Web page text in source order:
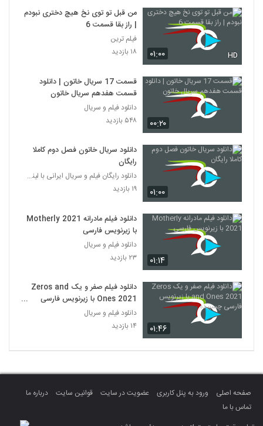
۰۱:۰۰ HD
من قبل تو توی نخ هیچ دختری نبودم
| راز بقا قسمت 6
فیلم ترین
۱۸ بازدید
۰۰:۲۰
قسمت 17 سریال خاتون | دانلود
قسمت هفدهم سریال خاتون
دانلود فیلم و سریال
۵۴۸ بازدید
۰۱:۰۰
دانلود سریال خاتون فصل دوم کاملا
رایگان
دانلود رایگان فیلم و سریال ایرانی با لینک مستقیم
۱۹ بازدید
۰۱:۱۴
دانلود فیلم مادرانه Motherly 2021
با زیرنویس فارسی
دانلود فیلم و سریال
۲۳ بازدید
۰۱:۴۶
دانلود فیلم صفر و یک Zeros and
Ones 2021 با زیرنویس فارسی
چسبیده
دانلود فیلم و سریال
۱۴ بازدید
صفحه اصلی ورود به پنل کاربری عضویت در سایت قوانین سایت
درباره ما
تماس با ما